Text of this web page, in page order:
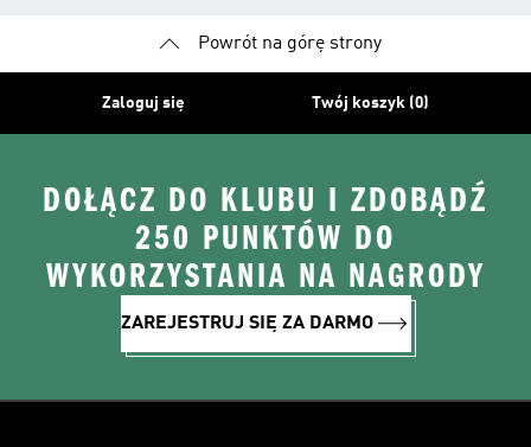
Powrót na górę strony
Zaloguj się Twój koszyk (0)
DOŁĄCZ DO KLUBU I ZDOBĄDŹ
250 PUNKTÓW DO
WYKORZYSTANIA NA NAGRODY
ZAREJESTRUJ SIĘ ZA DARMO